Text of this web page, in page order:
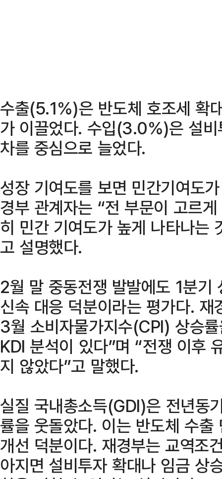
수출(5.1%)은 반도체 호조세 확
가 이끌었다. 수입(3.0%)은 설비
차를 중심으로 늘었다.
성장 기여도를 보면 민간기여도
경부 관계자는 “전 부문이 고르
히 민간 기여도가 높게 나타나는
고 설명했다.
2월 말 중동전쟁 발발에도 1분기
신속 대응 덕분이라는 평가다.
3월 소비자물가지수(CPI) 상승
KDI 분석이 있다”며 “전쟁 이후
지 않았다”고 말했다.
실질 국내총소득(GDI)은 전년동
률을 웃돌았다. 이는 반도체 수
개선 덕분이다. 재경부는 교역조
아지면 설비투자 확대나 임금 상